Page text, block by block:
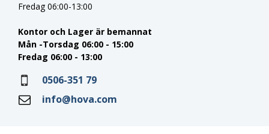
Fredag 06:00-13:00
Kontor och Lager är bemannat
Mån -Torsdag 06:00 - 15:00
Fredag 06:00 - 13:00
0506-351 79
info@hova.com